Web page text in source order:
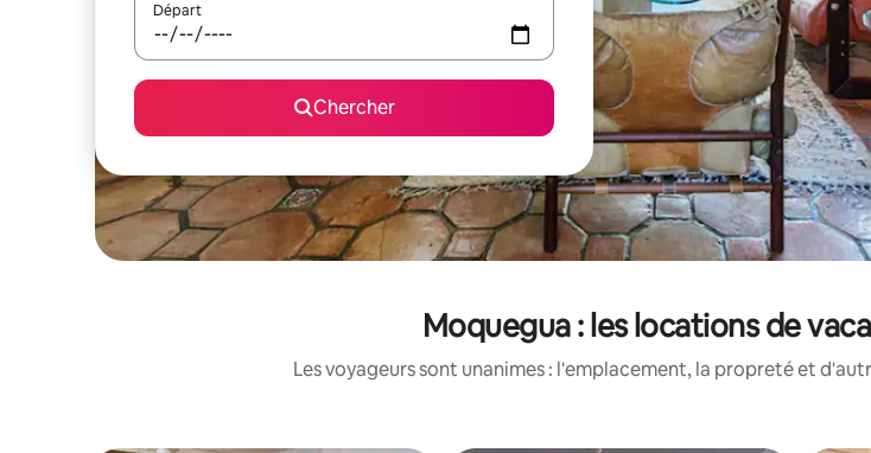
Départ
Chercher
Moquegua : les locations de
Les voyageurs sont unanimes : l'emplacement, la propreté et